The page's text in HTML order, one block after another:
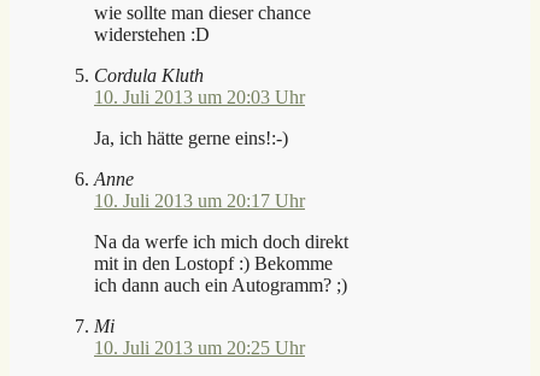
wie sollte man dieser chance
widerstehen :D
Cordula Kluth
10. Juli 2013 um 20:03 Uhr
Ja, ich hätte gerne eins!:-)
Anne
10. Juli 2013 um 20:17 Uhr
Na da werfe ich mich doch direkt
mit in den Lostopf :) Bekomme
ich dann auch ein Autogramm? ;)
Mi
10. Juli 2013 um 20:25 Uhr